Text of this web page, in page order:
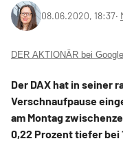
08.06.2020, 18:37‧
DER AKTIONÄR bei
Der DAX hat in seiner
Verschnaufpause
am Montag
0,22 Prozent tiefer bei